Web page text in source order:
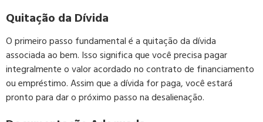
Quitação da Dívida
O primeiro passo fundamental é a quitação da dívida
associada ao bem. Isso significa que você precisa pagar
integralmente o valor acordado no contrato de financiamento
ou empréstimo. Assim que a dívida for paga, você estará
pronto para dar o próximo passo na desalienação.